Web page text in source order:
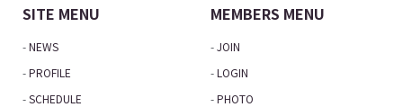
SITE MENU
NEWS
PROFILE
SCHEDULE
MEMBERS MENU
JOIN
LOGIN
PHOTO